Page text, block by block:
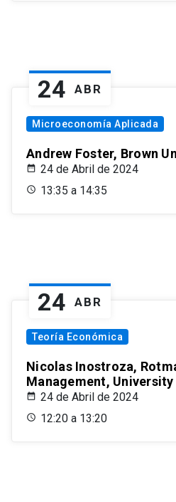
24 ABR
Microeconomía Aplicada
Andrew Foster, Brown
24 de Abril de 2024
13:35 a 14:35
24 ABR
Teoría Económica
Nicolas Inostroza,
Management,
24 de Abril de 2024
12:20 a 13:20